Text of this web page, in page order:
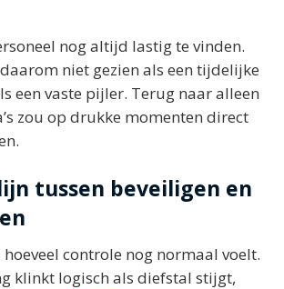
nog altijd lastig te vinden.
niet gezien als een tijdelijke
een vaste pijler. Terug naar alleen
zou op drukke momenten direct
tussen beveiligen en
hoeveel controle nog normaal voelt.
klinkt logisch als diefstal stijgt,